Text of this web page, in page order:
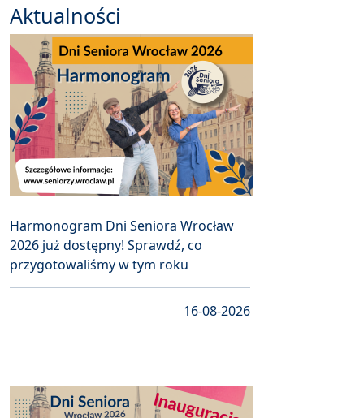
Aktualności
Harmonogram Dni Seniora Wrocław
2026 już dostępny! Sprawdź, co
przygotowaliśmy w tym roku
16-08-2026